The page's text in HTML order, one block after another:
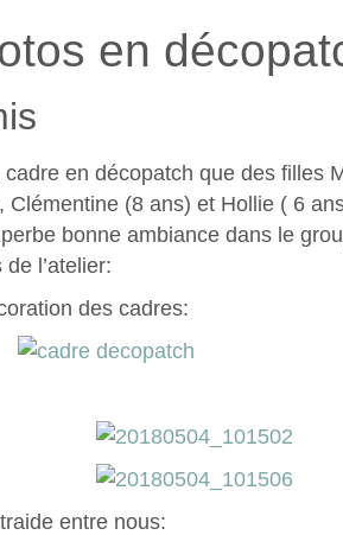
en
en décopatch que des filles
Clémentine (8 ans) et Hollie ( 6
bonne ambiance dans le
l’atelier:
des cadres:
entre nous: